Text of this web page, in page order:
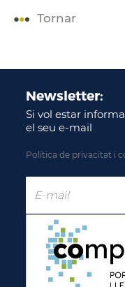
Tornar
Newsletter:
Si vol estar
el seu e-mail
Política de privacitat i